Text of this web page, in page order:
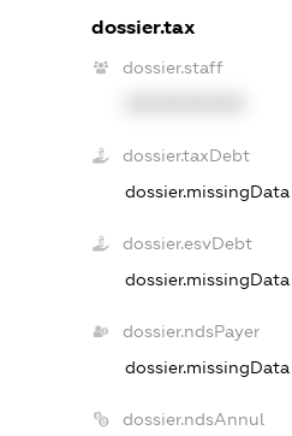
dossier.tax
dossier.staff
dossier.taxDebt
dossier.missingData
dossier.esvDebt
dossier.missingData
dossier.ndsPayer
dossier.missingData
dossier.ndsAnnul